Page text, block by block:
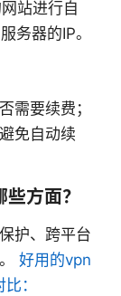
站进行自
务器的IP。
需要续费；
免自动续
方面？
护、跨平台
好用的vpn
：